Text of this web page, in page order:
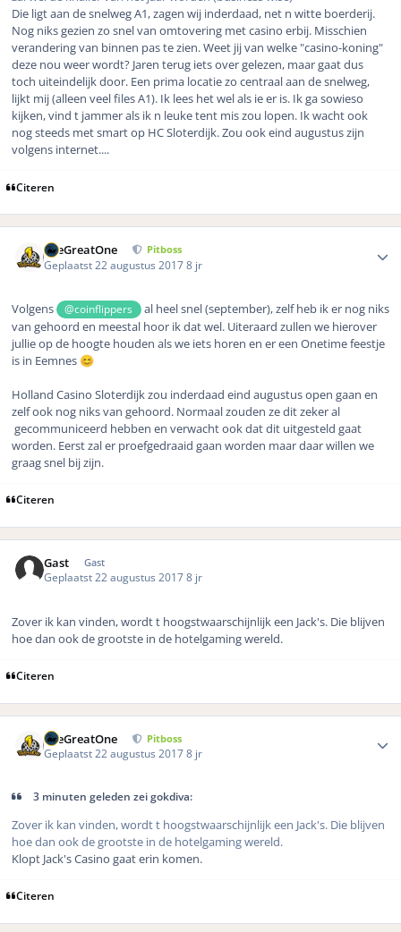
Die ligt aan de snelweg A1, zagen wij inderdaad, net n witte boerderij.
Nog niks gezien zo snel van omtovering met casino erbij. Misschien
verandering van binnen pas te zien. Weet jij van welke "casino-koning"
deze nou weer wordt? Jaren terug iets over gelezen, maar gaat dus
toch uiteindelijk door. Een prima locatie zo centraal aan de snelweg,
lijkt mij (alleen veel files A1). Ik lees het wel als ie er is. Ik ga sowieso
kijken, vind t jammer als ik n leuke tent mis zou lopen. Ik wacht ook
nog steeds met smart op HC Sloterdijk. Zou ook eind augustus zijn
volgens internet....
Citeren
TheGreatOne Pitboss
Geplaatst 22 augustus 20178 jr
Volgens @coinflippers
al heel snel (september), zelf heb ik er nog niks
van gehoord en meestal hoor ik dat wel. Uiteraard zullen we hierover
jullie op de hoogte houden als we iets horen en er een Onetime feestje
is in Eemnes 😊
Holland Casino Sloterdijk zou inderdaad eind augustus open gaan en
zelf ook nog niks van gehoord. Normaal zouden ze dit zeker al
gecommuniceerd hebben en verwacht ook dat dit uitgesteld gaat
worden. Eerst zal er proefgedraaid gaan worden maar daar willen we
graag snel bij zijn.
Citeren
Gast Gast
Geplaatst 22 augustus 20178 jr
Zover ik kan vinden, wordt t hoogstwaarschijnlijk een Jack's. Die blijven
hoe dan ook de grootste in de hotelgaming wereld.
Citeren
TheGreatOne Pitboss
Geplaatst 22 augustus 20178 jr
3 minuten geleden zei gokdiva:
Zover ik kan vinden, wordt t hoogstwaarschijnlijk een Jack's. Die blijven
hoe dan ook de grootste in de hotelgaming wereld.
Klopt Jack's Casino gaat erin komen.
Citeren